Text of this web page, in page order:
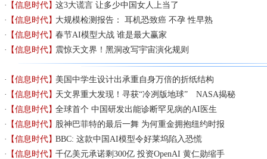
【信息时代】这3大谎言 让多少中国女人上当了
【信息时代】大规模检测报告： 耳机恐致癌 不孕 性早熟
【信息时代】春节AI模型大战 谁是最大赢家
【信息时代】震惊天文界！黑洞改写宇宙演化规则
【信息时代】美国中学生设计出承重自身万倍的折纸结构
【信息时代】天文界重大发现！寻获“冷冽版地球” NASA揭秘
【信息时代】全球首个 中国研发出能诊断罕见病的AI医生
【信息时代】股神巴菲特的最后一舞 为何重金拥抱纽约时报
【信息时代】BBC: 这款中国AI模型令好莱坞陷入恐慌
【信息时代】千亿美元承诺剩300亿 投资OpenAI 黄仁勋缩手